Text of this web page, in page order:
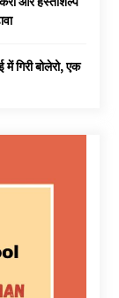
गिरी बोलेरो, एक